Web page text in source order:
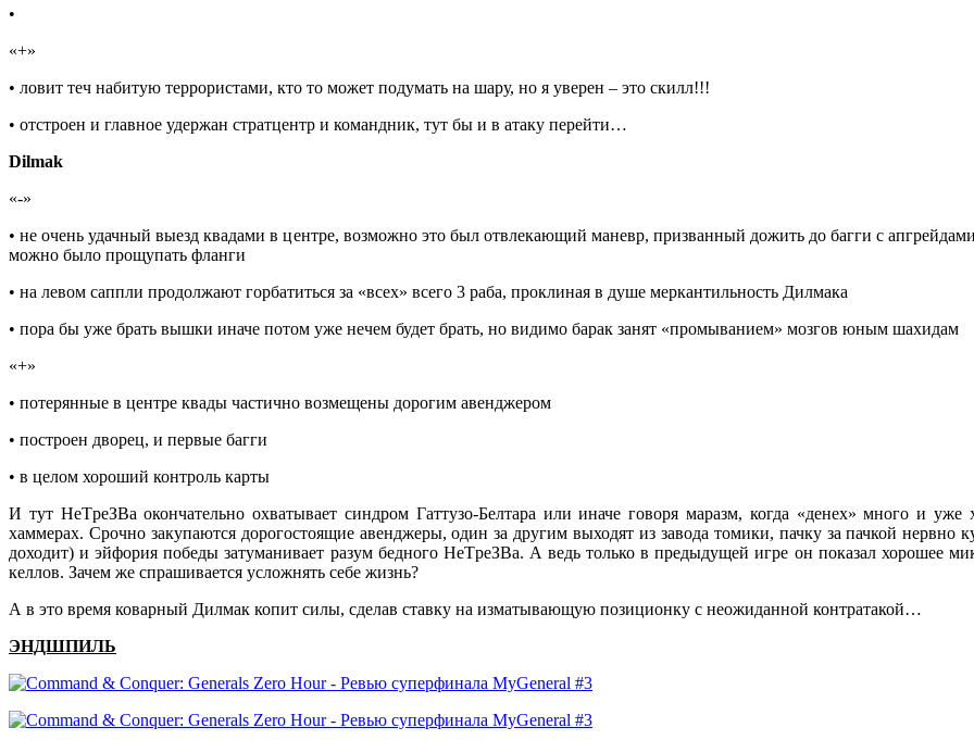
•
«+»
• ловит теч набитую террористами, кто то может подумать на шару, но я уверен – это скилл!!!
• отстроен и главное удержан стратцентр и командник, тут бы и в атаку перейти…
Dilmak
«-»
• не очень удачный выезд квадами в центре, возможно это был отвлекающий маневр, призванный дожить до багги с
можно было прощупать фланги
• на левом саппли продолжают горбатиться за «всех» всего 3 раба, проклиная в душе меркантильность Дилмака
• пора бы уже брать вышки иначе потом уже нечем будет брать, но видимо барак занят «промыванием» мозгов юным шахидам
«+»
• потерянные в центре квады частично возмещены дорогим авенджером
• построен дворец, и первые багги
• в целом хороший контроль карты
И тут НeТpeЗВа окончательно охватывает синдром Гаттузо-Белтара или иначе говоря маразм, когда «денех» много и уже
хаммерах. Срочно закупаются дорогостоящие авенджеры, один за другим выходят из завода томики, пачку за пачкой
доходит) и эйфория победы затуманивает разум бедного НeТpeЗВа. А ведь только в предыдущей игре он показал хорошее
келлов. Зачем же спрашивается усложнять себе жизнь?
А в это время коварный Дилмак копит силы, сделав ставку на изматывающую позиционку с неожиданной контратакой…
ЭНДШПИЛЬ